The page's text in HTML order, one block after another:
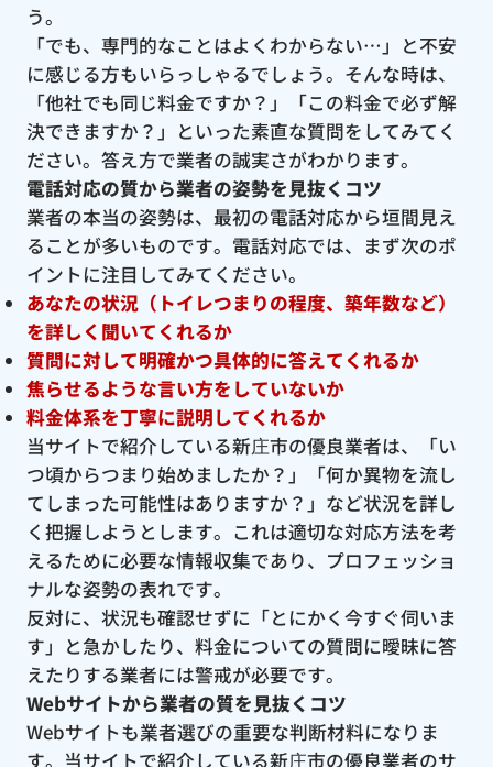
う。
「でも、専門的なことはよくわからない…」と不安
に感じる方もいらっしゃるでしょう。そんな時は、
「他社でも同じ料金ですか？」「この料金で必ず解
決できますか？」といった素直な質問をしてみてく
ださい。答え方で業者の誠実さがわかります。
電話対応の質から業者の姿勢を見抜くコツ
業者の本当の姿勢は、最初の電話対応から垣間見え
ることが多いものです。電話対応では、まず次のポ
イントに注目してみてください。
あなたの状況（トイレつまりの程度、築年数など）
を詳しく聞いてくれるか
質問に対して明確かつ具体的に答えてくれるか
焦らせるような言い方をしていないか
料金体系を丁寧に説明してくれるか
当サイトで紹介している新庄市の優良業者は、「い
つ頃からつまり始めましたか？」「何か異物を流し
てしまった可能性はありますか？」など状況を詳し
く把握しようとします。これは適切な対応方法を考
えるために必要な情報収集であり、プロフェッショ
ナルな姿勢の表れです。
反対に、状況も確認せずに「とにかく今すぐ伺いま
す」と急かしたり、料金についての質問に曖昧に答
えたりする業者には警戒が必要です。
Webサイトから業者の質を見抜くコツ
Webサイトも業者選びの重要な判断材料になりま
す。当サイトで紹介している新庄市の優良業者のサ